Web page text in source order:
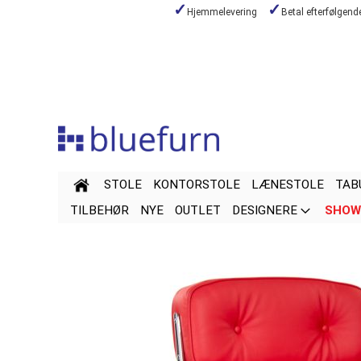
Hjemmelevering Betal
STOLE KONTORSTOLE LÆNESTOLE
TILBEHØR
NYE OUTLET DESIGNERE